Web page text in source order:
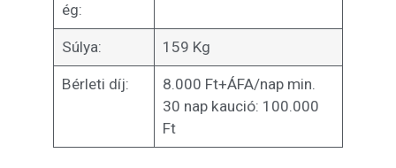
ég:
Súlya: 159 Kg
Bérleti díj:
8.000 Ft+ÁFA/nap min.
30 nap kaució: 100.000
Ft